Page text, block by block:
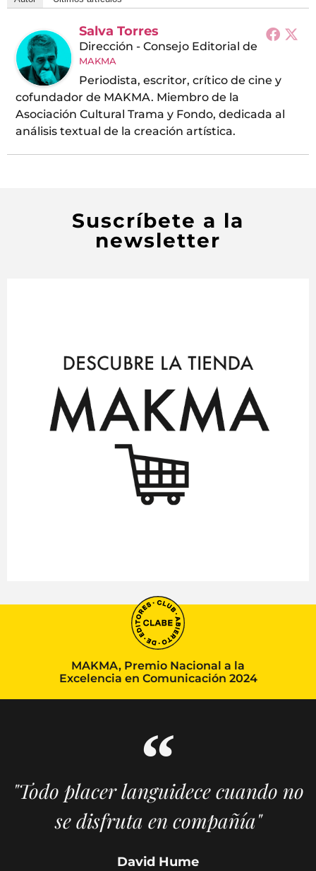
Salva Torres
Dirección - Consejo Editorial de
MAKMA
Periodista, escritor, crítico de cine y
cofundador de MAKMA. Miembro de la
Asociación Cultural Trama y Fondo, dedicada al
análisis textual de la creación artística.
Suscríbete a la
newsletter
MAKMA, Premio Nacional a la
Excelencia en Comunicación 2024
"Todo placer languidece cuando no
se disfruta en compañía"
David Hume